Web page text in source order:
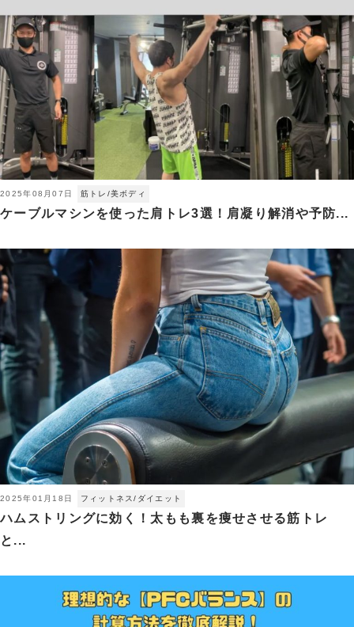
2025年08月07日 筋トレ/美ボディ
ケーブルマシンを使った肩トレ3選！肩凝り解消や予防...
2025年01月18日 フィットネス/ダイエット
ハムストリングに効く！太もも裏を痩せさせる筋トレ
と...